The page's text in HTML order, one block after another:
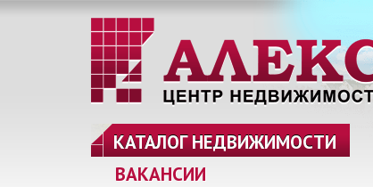
КАТАЛОГ НЕДВИЖИМОСТИ
ВАКАНСИИ